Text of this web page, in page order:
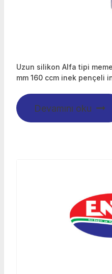
Uzun silikon Alfa tipi
mm 160 ccm inek pençeli
Devamını oku